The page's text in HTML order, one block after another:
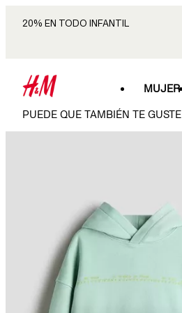
20% EN TODO INFANTIL
MUJER
PUEDE QUE TAMBIÉN TE GUSTE